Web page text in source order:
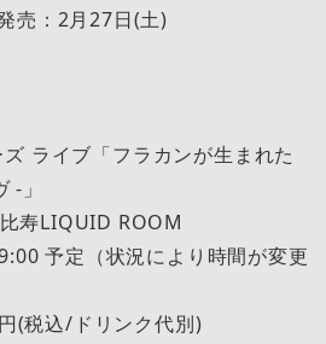
売：2月27日(土)
ライブ「フラカンが生まれた
-」
寿LIQUID ROOM
予定（状況により時間が変更
(税込/ドリンク代別)